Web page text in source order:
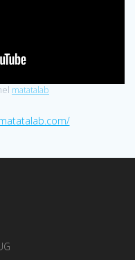
matatalab